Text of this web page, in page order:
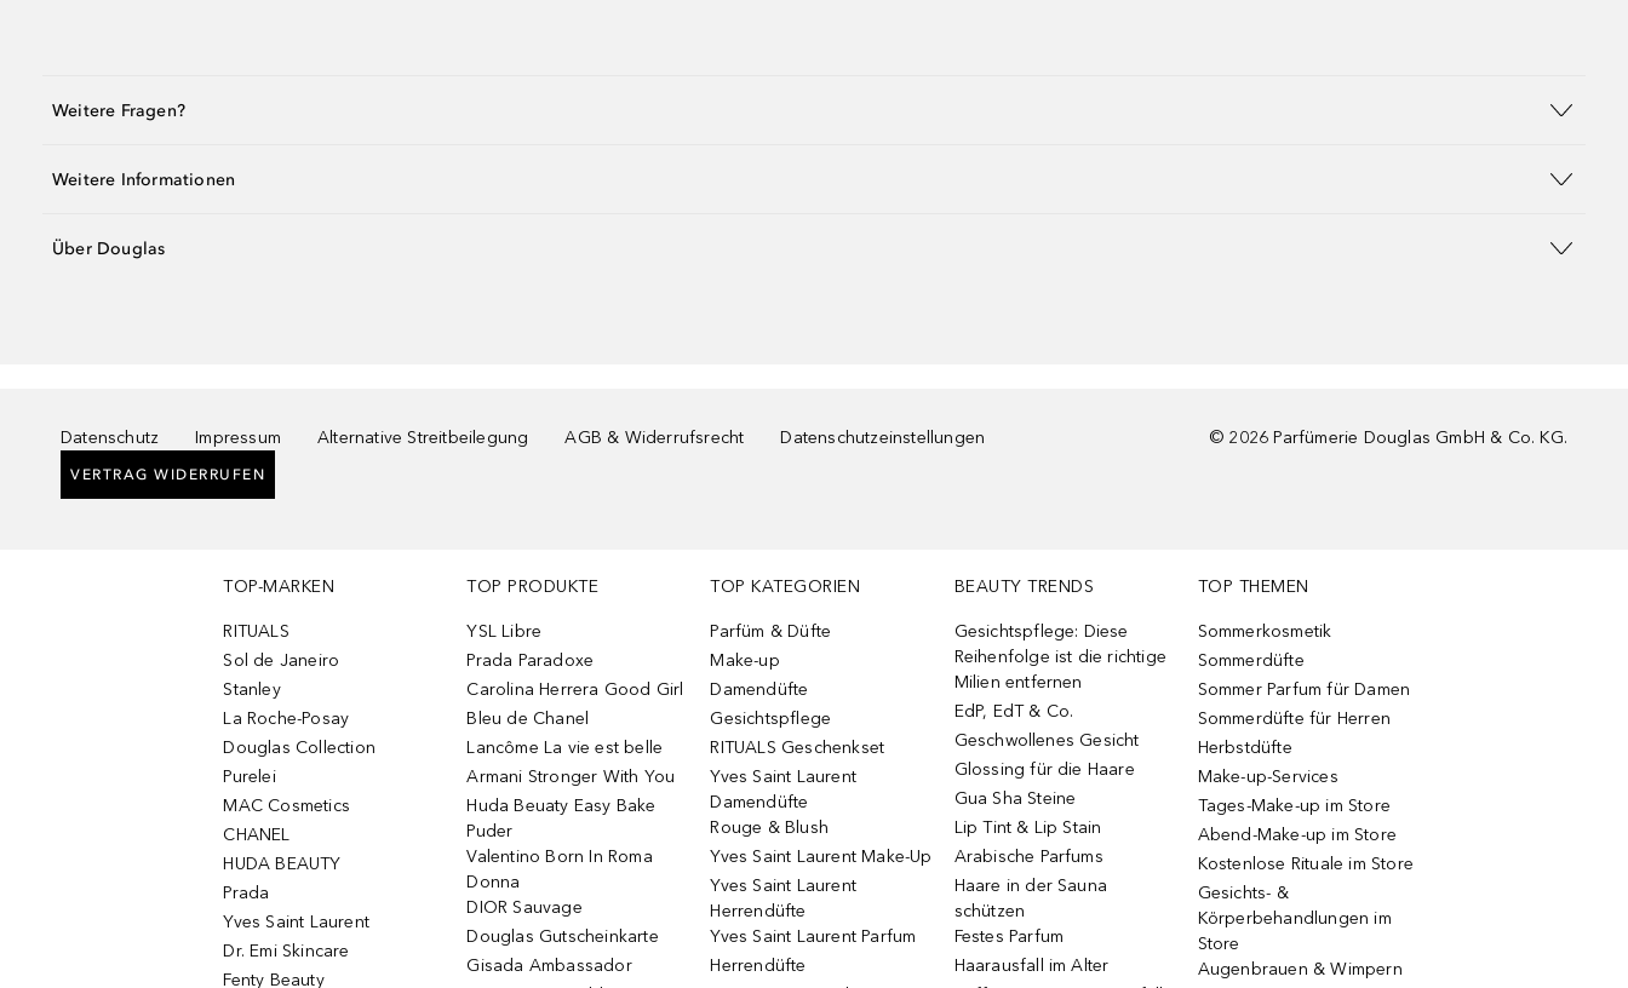
Weitere Fragen?
Weitere Informationen
Über Douglas
Datenschutz Impressum Alternative Streitbeilegung AGB & Widerrufsrecht Datenschutzeinstellungen
VERTRAG WIDERRUFEN
© 2026 Parfümerie Douglas GmbH & Co. KG.
TOP-MARKEN
RITUALS
Sol de Janeiro
Stanley
La Roche-Posay
Douglas Collection
Purelei
MAC Cosmetics
CHANEL
HUDA BEAUTY
Prada
Yves Saint Laurent
Dr. Emi Skincare
Fenty Beauty
TOP PRODUKTE
YSL Libre
Prada Paradoxe
Carolina Herrera Good Girl
Bleu de Chanel
Lancôme La vie est belle
Armani Stronger With You
Huda Beuaty Easy Bake
Puder
Valentino Born In Roma
Donna
DIOR Sauvage
Douglas Gutscheinkarte
Gisada Ambassador
TOP KATEGORIEN
Parfüm & Düfte
Make-up
Damendüfte
Gesichtspflege
RITUALS Geschenkset
Yves Saint Laurent
Damendüfte
Rouge & Blush
Yves Saint Laurent Make-Up
Yves Saint Laurent
Herrendüfte
Yves Saint Laurent Parfum
Herrendüfte
BEAUTY TRENDS
Gesichtspflege: Diese
Reihenfolge ist die richtige
Milien entfernen
EdP, EdT & Co.
Geschwollenes Gesicht
Glossing für die Haare
Gua Sha Steine
Lip Tint & Lip Stain
Arabische Parfums
Haare in der Sauna
schützen
Festes Parfum
Haarausfall im Alter
TOP THEMEN
Sommerkosmetik
Sommerdüfte
Sommer Parfum für Damen
Sommerdüfte für Herren
Herbstdüfte
Make-up-Services
Tages-Make-up im Store
Abend-Make-up im Store
Kostenlose Rituale im Store
Gesichts- &
Körperbehandlungen im
Store
Augenbrauen & Wimpern